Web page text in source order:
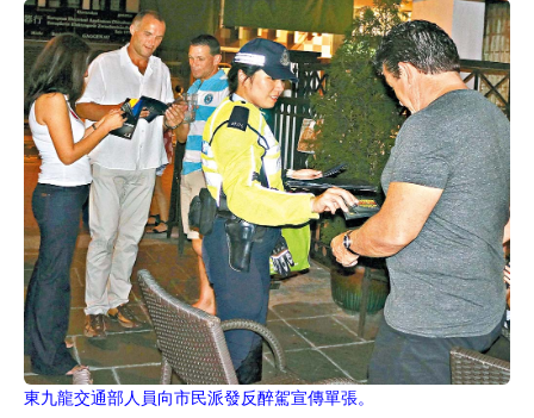
東九龍交通部人員向市民派發反醉駕宣傳單張。